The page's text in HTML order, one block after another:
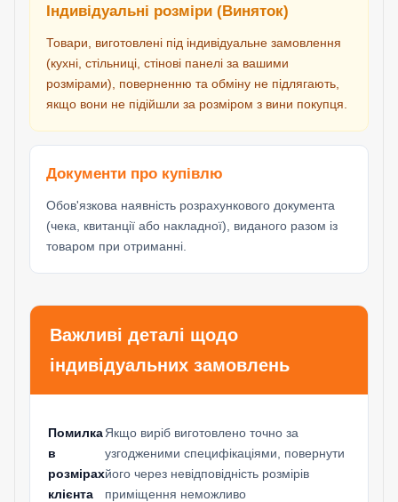
Індивідуальні розміри (Виняток)
Товари, виготовлені під індивідуальне замовлення
(кухні, стільниці, стінові панелі за вашими
розмірами), поверненню та обміну не підлягають,
якщо вони не підійшли за розміром з вини покупця.
Документи про купівлю
Обов'язкова наявність розрахункового документа
(чека, квитанції або накладної), виданого разом із
товаром при отриманні.
Важливі деталі щодо
індивідуальних замовлень
Помилка
в
розмірах
клієнта
Якщо виріб виготовлено точно за
узгодженими специфікаціями, повернути
його через невідповідність розмірів
приміщення неможливо